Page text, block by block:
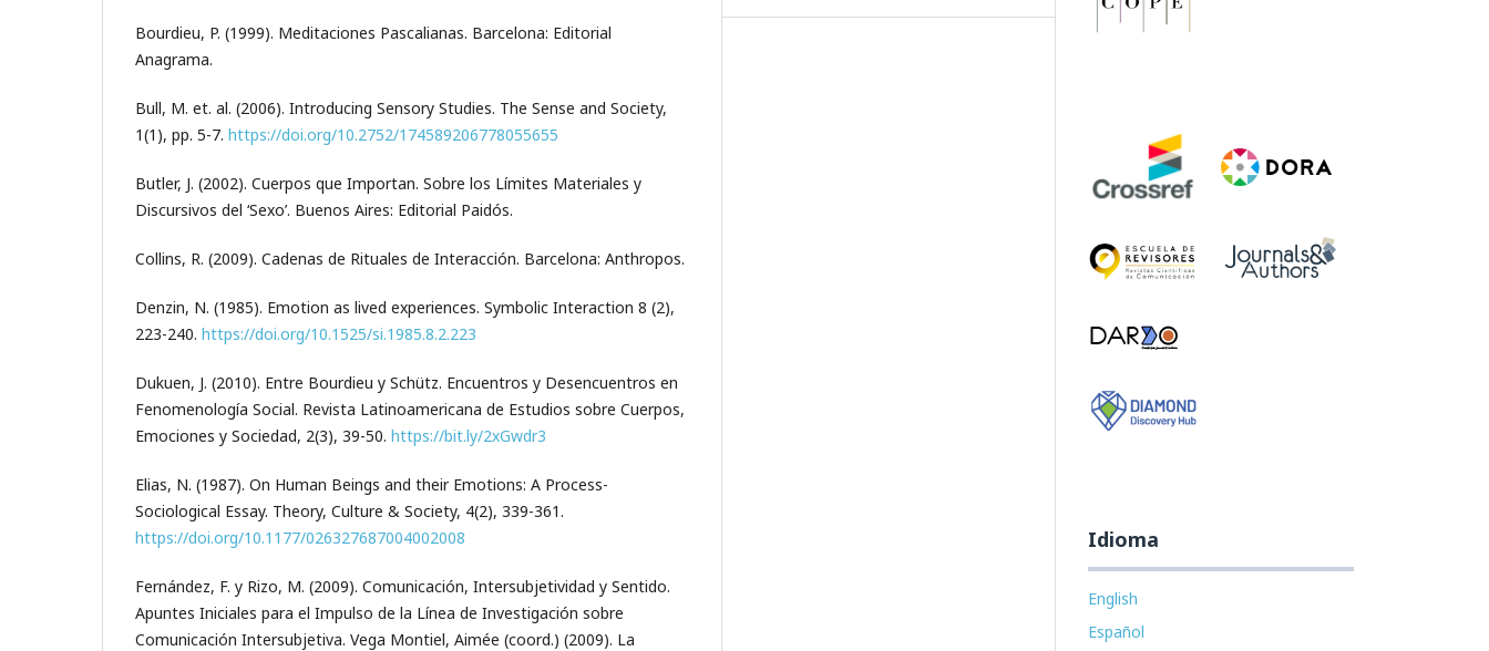
Bourdieu, P. (1999). Meditaciones Pascalianas. Barcelona: Editorial
Anagrama.
Bull, M. et. al. (2006). Introducing Sensory Studies. The Sense and Society,
1(1), pp. 5-7. https://doi.org/10.2752/174589206778055655
Butler, J. (2002). Cuerpos que Importan. Sobre los Límites Materiales y
Discursivos del ‘Sexo’. Buenos Aires: Editorial Paidós.
Collins, R. (2009). Cadenas de Rituales de Interacción. Barcelona: Anthropos.
Denzin, N. (1985). Emotion as lived experiences. Symbolic Interaction 8 (2),
223-240. https://doi.org/10.1525/si.1985.8.2.223
Dukuen, J. (2010). Entre Bourdieu y Schütz. Encuentros y Desencuentros en
Fenomenología Social. Revista Latinoamericana de Estudios sobre Cuerpos,
Emociones y Sociedad, 2(3), 39-50. https://bit.ly/2xGwdr3
Elias, N. (1987). On Human Beings and their Emotions: A Process-
Sociological Essay. Theory, Culture & Society, 4(2), 339-361.
https://doi.org/10.1177/026327687004002008
Fernández, F. y Rizo, M. (2009). Comunicación, Intersubjetividad y Sentido.
Apuntes Iniciales para el Impulso de la Línea de Investigación sobre
Comunicación Intersubjetiva. Vega Montiel, Aimée (coord.) (2009). La
Idioma
English
Español